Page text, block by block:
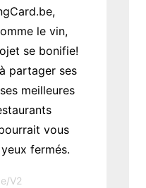
le vin,
se bonifie!
partager ses
meilleures
vous
fermés.
V2